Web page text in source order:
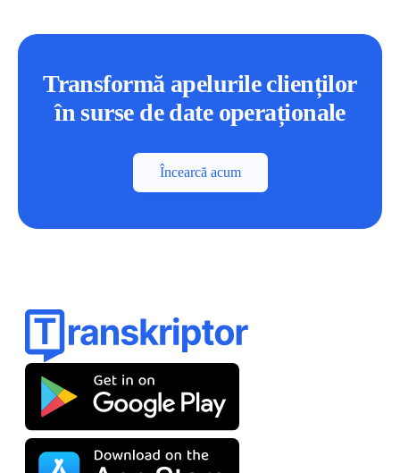
Transformă apelurile clienților
în surse de date operaționale
Încearcă acum